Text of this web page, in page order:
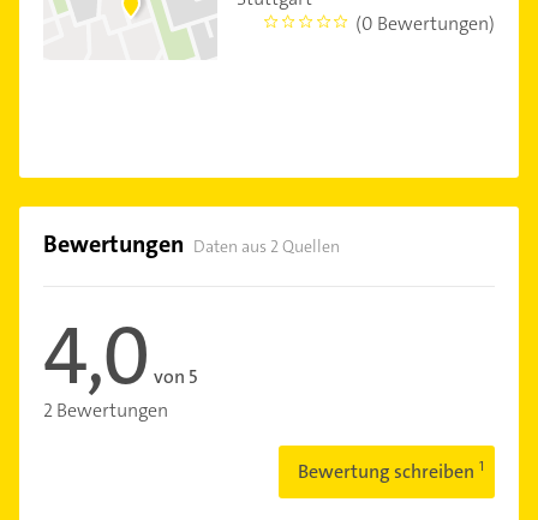
0 (0 Bewertungen)
Bewertungen Daten aus 2 Quellen
4,0 von 5
2 Bewertungen
Bewertung schreiben